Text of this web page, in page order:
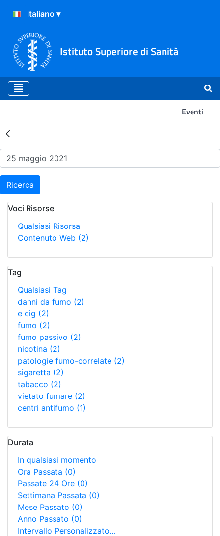
Istituto Superiore di Sanità
Eventi
Risultati della Ricerca -
Ricerca
Voci Risorse
Qualsiasi Risorsa
Contenuto Web (2)
Tag
Qualsiasi Tag
danni da fumo (2)
e cig (2)
fumo (2)
fumo passivo (2)
nicotina (2)
patologie fumo-correlate (2)
sigaretta (2)
tabacco (2)
vietato fumare (2)
centri antifumo (1)
Durata
In qualsiasi momento
Ora Passata (0)
Passate 24 Ore (0)
Settimana Passata (0)
Mese Passato (0)
Anno Passato (0)
Intervallo Personalizzato…